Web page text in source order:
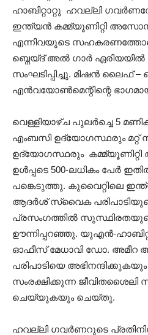
ഹാബിറ്റാറ്റു ഹവല്ലി
ഇന്ത്യൻ കമ്മ്യൂണിറ്റി
എന്നിവയുടെ സഹകരണത്തോടെ
ബ്നെയ്ദ് അൽ ഗാർ ഏരിയയിൽ
സംഘടിപ്പിച്ചു. മിഷൻ ലൈഫ്
എൻവയോൺമെന്റിന്റെ
വെള്ളിയാഴ്ച പുലർച്ചെ 5
എംബസി ഉദ്യോഗസ്ഥരും മറ്റ്
ഉദ്യോഗസ്ഥരും കമ്മ്യൂണിറ്റി
ഉൾപ്പടെ 500-ലധികം പേർ
പങ്കെടുത്തു. കുവൈറ്റിലെ
ആദർശ് സ്വൈക
പ്രസംഗത്തിൽ
ഊന്നിപ്പറഞ്ഞു. യുഎൻ-
ഓഫീസ് മേധാവി ഡോ. അമീറ
പരിപാടിയെ
സംരക്ഷിക്കുന്ന ജീവിതശൈലി
ചെയ്യുകയും ചെയ്തു.
ഹവല്ലി ഗവർണറുടെ